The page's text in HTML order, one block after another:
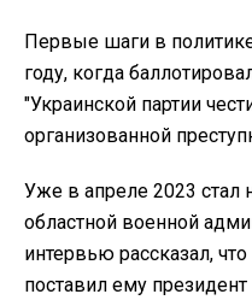
Первые шаги в
году, когда
"Украинской партии
организованной
Уже в апреле 2023 стал
областной военной
интервью рассказал,
поставил ему